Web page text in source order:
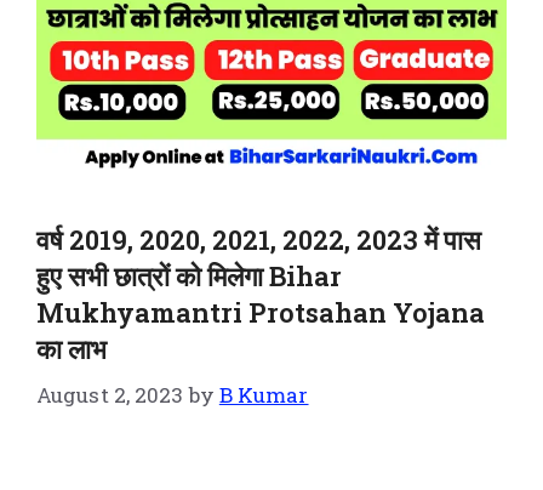
वर्ष 2019, 2020, 2021, 2022, 2023 में पास
हुए सभी छात्रों को मिलेगा Bihar
Mukhyamantri Protsahan Yojana
का लाभ
August 2, 2023 by B Kumar